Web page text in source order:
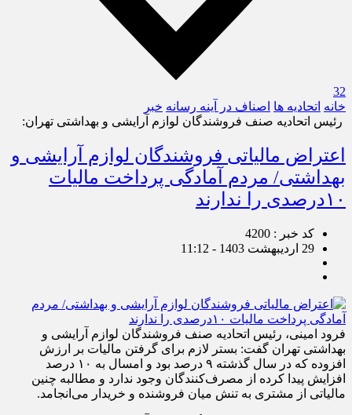
32
خانه اتحادیه ها اصناف در آینه رسانه خبر
رئیس اتحادیه صنف فروشندگان لوازم آرایشی و بهداشتی تهران:
اعتراض مالیاتی فروشندگان لوازم آرایشی و
بهداشتی/ مردم آمادگی پرداخت مالیات
۱۰درصدی را ندارند
کد خبر : 4200
29 اردیبهشت 1403 - 11:12
فرود امینی، رئیس اتحادیه صنف فروشندگان لوازم آرایشی و
بهداشتی تهران گفت: بستر لازم برای گرفتن مالیات بر ارزش
افزوده که در سال گذشته ۹ درصد بود و امسال به ۱۰ درصد
افزایش پیدا کرده از مصرف‌کنندگان وجود ندارد و مطالبه چنین
مالیاتی از مشتری به تنش میان فروشنده و خریدار می‌انجامد.